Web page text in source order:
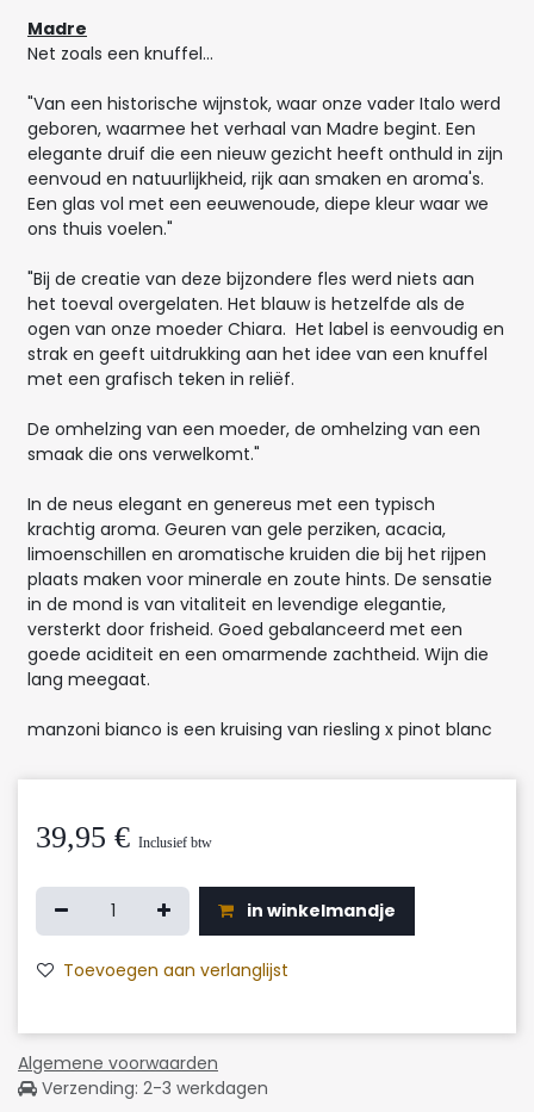
Madre
Net zoals een knuffel...
"Van een historische wijnstok, waar onze vader Italo werd
geboren, waarmee het verhaal van Madre begint. Een
elegante druif die een nieuw gezicht heeft onthuld in zijn
eenvoud en natuurlijkheid, rijk aan smaken en aroma's.
Een glas vol met een eeuwenoude, diepe kleur waar we
ons thuis voelen."
"Bij de creatie van deze bijzondere fles werd niets aan
het toeval overgelaten. Het blauw is hetzelfde als de
ogen van onze moeder Chiara. Het label is eenvoudig en
strak en geeft uitdrukking aan het idee van een knuffel
met een grafisch teken in reliëf.
De omhelzing van een moeder, de omhelzing van een
smaak die ons verwelkomt."
In de neus elegant en genereus met een typisch
krachtig aroma. Geuren van gele perziken, acacia,
limoenschillen en aromatische kruiden die bij het rijpen
plaats maken voor minerale en zoute hints. De sensatie
in de mond is van vitaliteit en levendige elegantie,
versterkt door frisheid. Goed gebalanceerd met een
goede aciditeit en een omarmende zachtheid. Wijn die
lang meegaat.
manzoni bianco is een kruising van riesling x pinot blanc
39,95 € Inclusief btw
in winkelmandje
Toevoegen aan verlanglijst
Algemene voorwaarden
Verzending: 2-3 werkdagen